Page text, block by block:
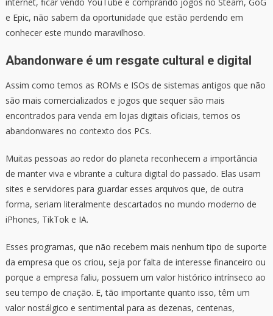
e Epic, não sabem da oportunidade que estão perdendo em
conhecer este mundo maravilhoso.
Abandonware é um resgate cultural e digital
Assim como temos as ROMs e ISOs de sistemas antigos que não
são mais comercializados e jogos que sequer são mais
encontrados para venda em lojas digitais oficiais, temos os
abandonwares no contexto dos PCs.
Muitas pessoas ao redor do planeta reconhecem a importância
de manter viva e vibrante a cultura digital do passado. Elas usam
sites e servidores para guardar esses arquivos que, de outra
forma, seriam literalmente descartados no mundo moderno de
iPhones, TikTok e IA.
Esses programas, que não recebem mais nenhum tipo de suporte
da empresa que os criou, seja por falta de interesse financeiro ou
porque a empresa faliu, possuem um valor histórico intrínseco ao
seu tempo de criação. E, tão importante quanto isso, têm um
valor nostálgico e sentimental para as dezenas, centenas,